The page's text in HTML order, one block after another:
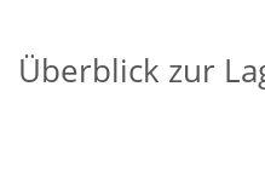
Überblick zur